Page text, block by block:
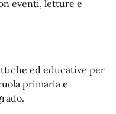
eventi, letture e
ed educative per
primaria e